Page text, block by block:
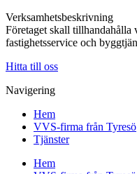
Verksamhetsbeskrivning
Företaget skall
fastighetsservice och
Hitta till oss
Navigering
Hem
VVS-firma från Tyresö
Tjänster
Hem